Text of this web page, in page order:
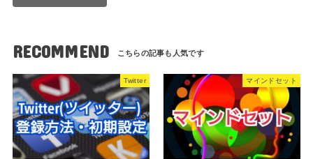
RECOMMEND
Twitter マインドセット